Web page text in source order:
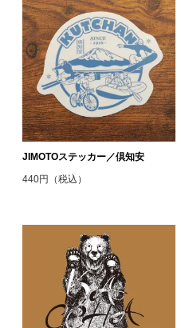
JIMOTOステッカー／倶知安
440円（税込）